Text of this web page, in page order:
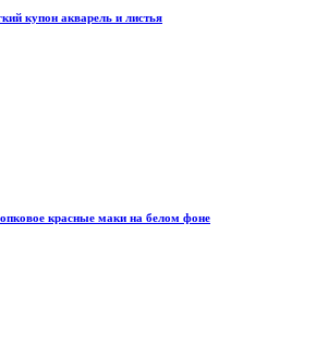
купон акварель и листья
красные маки на белом фоне